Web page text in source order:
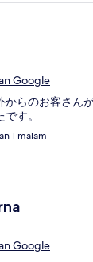
Google
からのお客さん
す。
1 malam
Google